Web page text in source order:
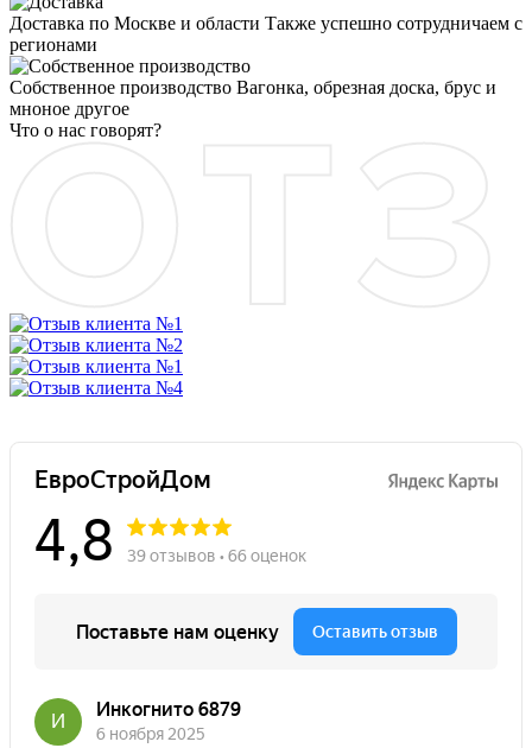
Доставка по Москве и области Также успешно сотрудничаем с
регионами
Собственное производство Вагонка, обрезная доска, брус и
мноное другое
Что о нас говорят?